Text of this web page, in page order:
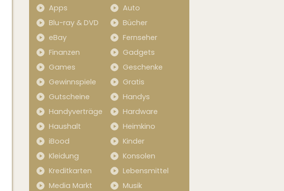
Apps
Auto
Blu-ray & DVD
Bücher
eBay
Fernseher
Finanzen
Gadgets
Games
Geschenke
Gewinnspiele
Gratis
Gutscheine
Handys
Handyverträge
Hardware
Haushalt
Heimkino
iBood
Kinder
Kleidung
Konsolen
Kreditkarten
Lebensmittel
Media Markt
Musik